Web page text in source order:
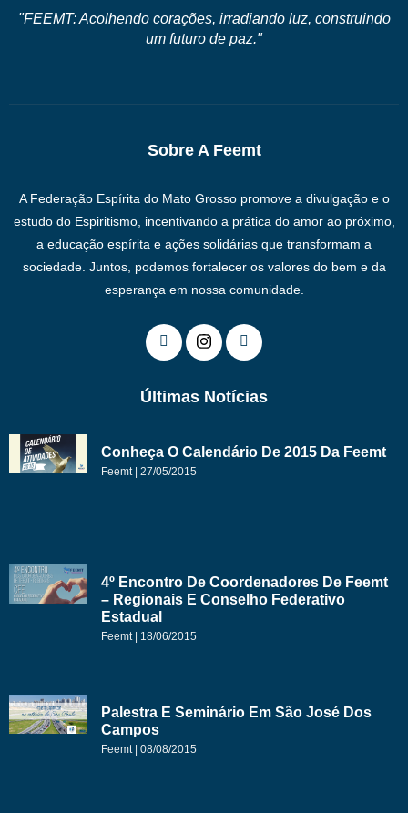
"FEEMT: Acolhendo corações, irradiando luz, construindo
um futuro de paz."
Sobre A Feemt
A Federação Espírita do Mato Grosso promove a divulgação e o
estudo do Espiritismo, incentivando a prática do amor ao próximo,
a educação espírita e ações solidárias que transformam a
sociedade. Juntos, podemos fortalecer os valores do bem e da
esperança em nossa comunidade.
Últimas Notícias
Conheça O Calendário De 2015 Da Feemt
Feemt 27/05/2015
4º Encontro De Coordenadores De Feemt
– Regionais E Conselho Federativo
Estadual
Feemt 18/06/2015
Palestra E Seminário Em São José Dos
Campos
Feemt 08/08/2015